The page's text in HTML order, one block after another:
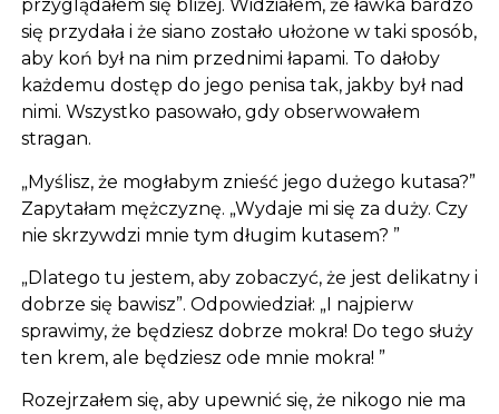
przyglądałem się bliżej. Widziałem, że ławka bardzo
się przydała i że siano zostało ułożone w taki sposób,
aby koń był na nim przednimi łapami. To dałoby
każdemu dostęp do jego penisa tak, jakby był nad
nimi. Wszystko pasowało, gdy obserwowałem
stragan.
„Myślisz, że mogłabym znieść jego dużego kutasa?”
Zapytałam mężczyznę. „Wydaje mi się za duży. Czy
nie skrzywdzi mnie tym długim kutasem? ”
„Dlatego tu jestem, aby zobaczyć, że jest delikatny i
dobrze się bawisz”. Odpowiedział: „I najpierw
sprawimy, że będziesz dobrze mokra! Do tego służy
ten krem, ale będziesz ode mnie mokra! ”
Rozejrzałem się, aby upewnić się, że nikogo nie ma